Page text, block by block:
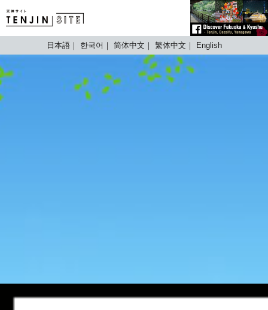
TENJIN SITE
日本語 한국어 简体中文 繁体中文 English